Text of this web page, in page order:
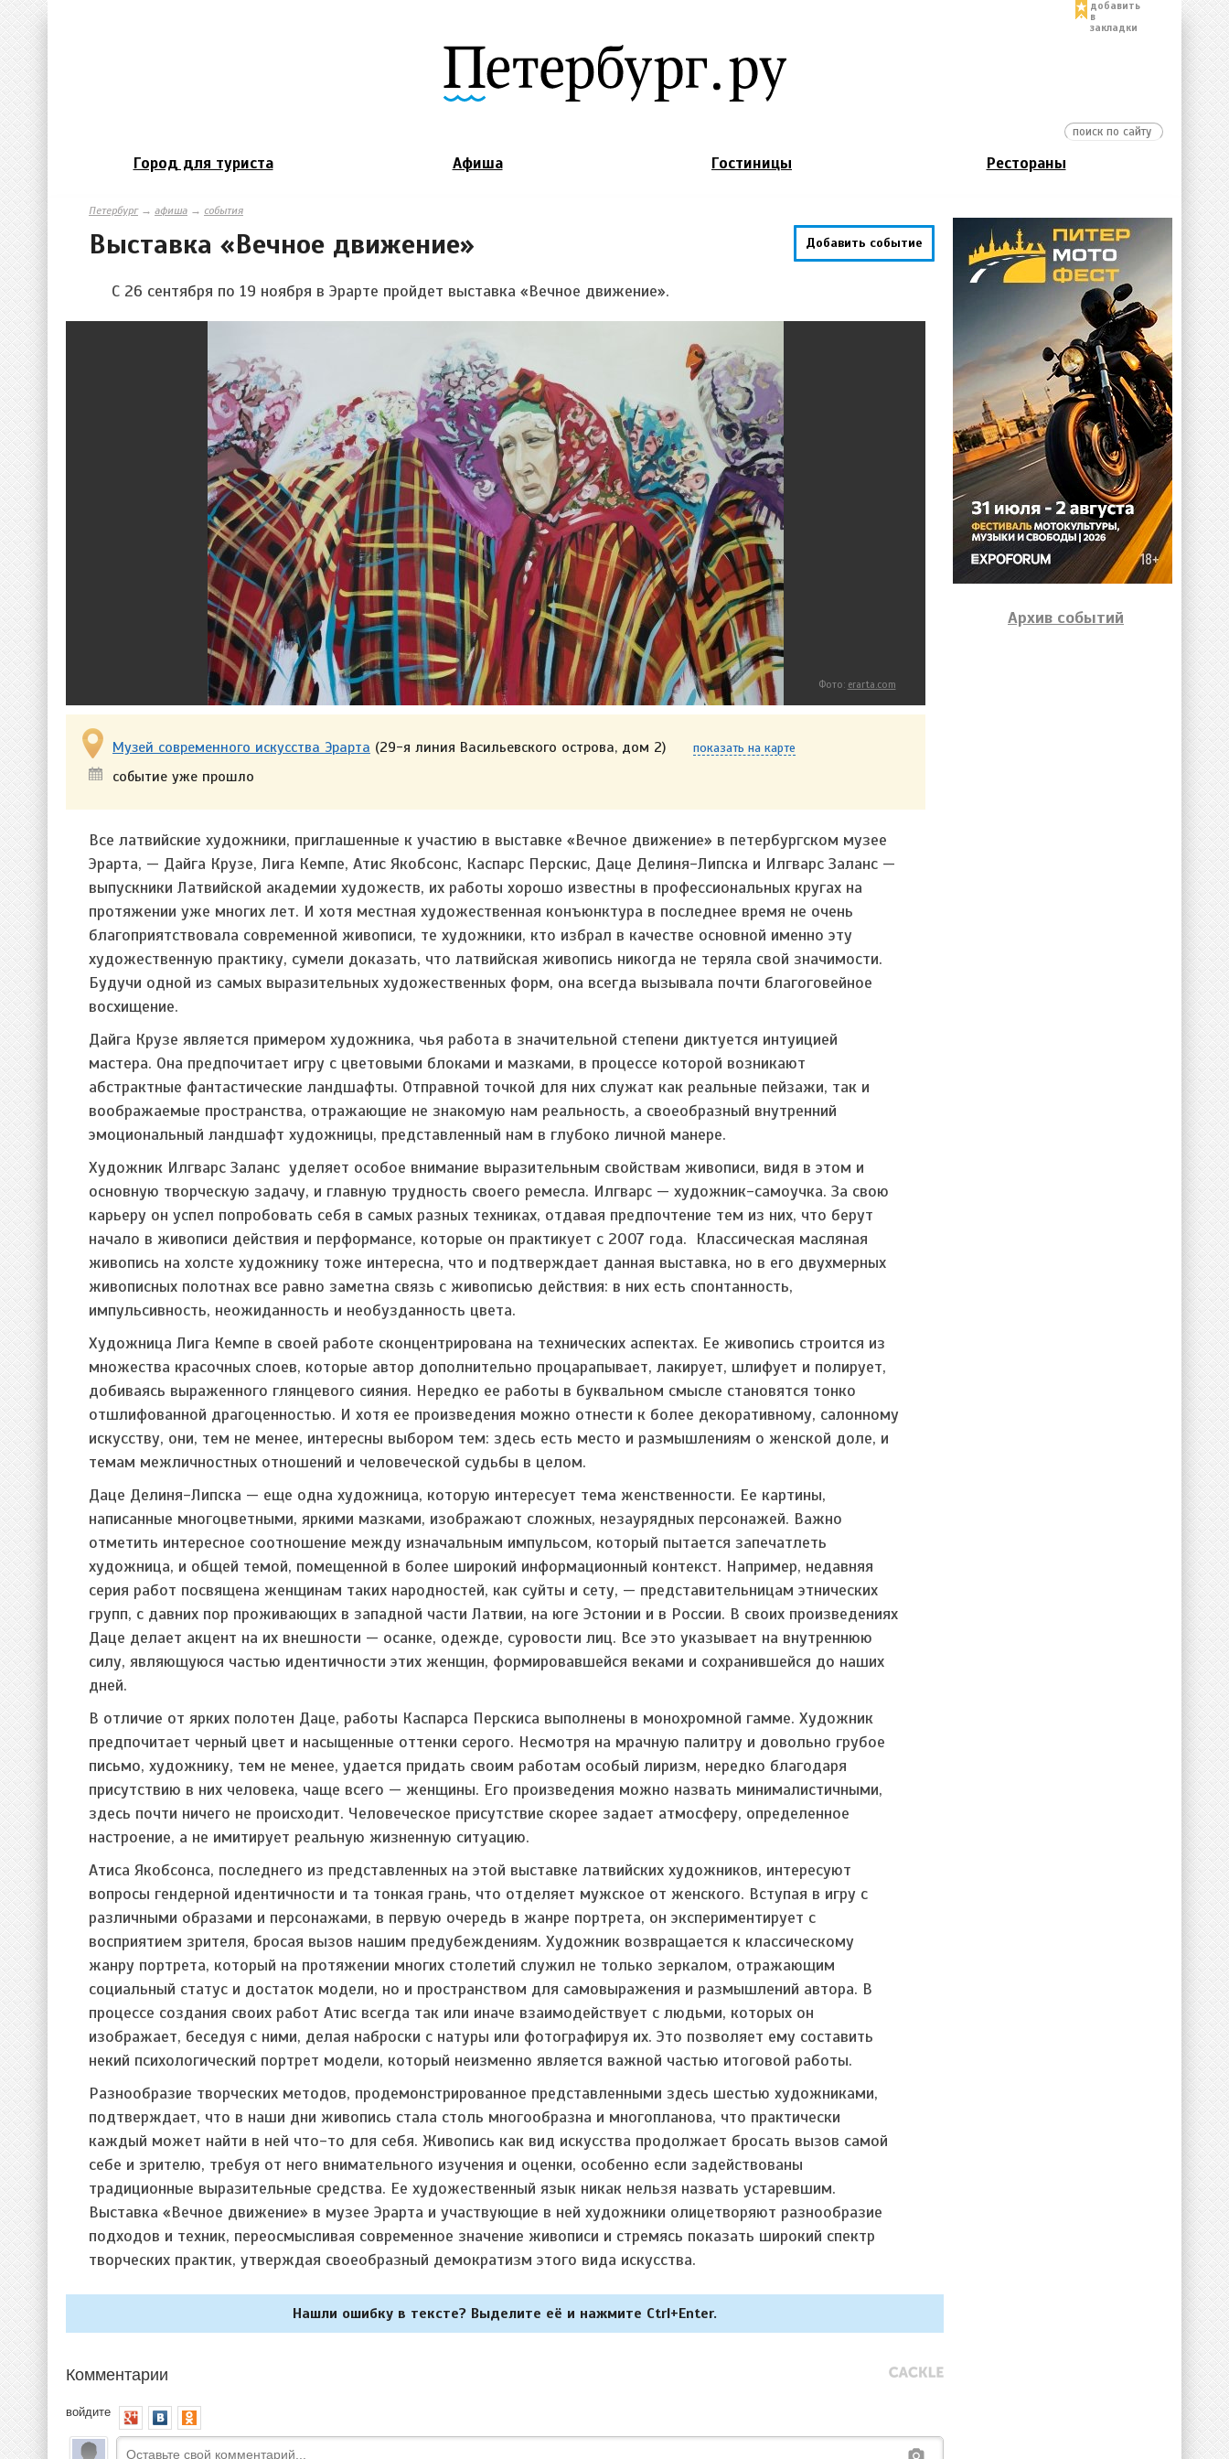
добавить
в
закладки
Город для туриста Афиша Гостиницы Рестораны
Петербург→ афиша → события
Добавить событие
Выставка «Вечное движение»
С 26 сентября по 19 ноября в Эрарте пройдет выставка «Вечное движение».
Фото: erarta.com
Музей современного искусства Эрарта (29-я линия Васильевского острова, дом 2) показать на карте
событие уже прошло
Все латвийские художники, приглашенные к участию в выставке «Вечное движение» в петербургском музее
Эрарта, — Дайга Крузе, Лига Кемпе, Атис Якобсонс, Каспарс Перскис, Даце Делиня-Липска и Илгварс Заланс —
выпускники Латвийской академии художеств, их работы хорошо известны в профессиональных кругах на
протяжении уже многих лет. И хотя местная художественная конъюнктура в последнее время не очень
благоприятствовала современной живописи, те художники, кто избрал в качестве основной именно эту
художественную практику, сумели доказать, что латвийская живопись никогда не теряла свой значимости.
Будучи одной из самых выразительных художественных форм, она всегда вызывала почти благоговейное
восхищение.
Дайга Крузе является примером художника, чья работа в значительной степени диктуется интуицией
мастера. Она предпочитает игру с цветовыми блоками и мазками, в процессе которой возникают
абстрактные фантастические ландшафты. Отправной точкой для них служат как реальные пейзажи, так и
воображаемые пространства, отражающие не знакомую нам реальность, а своеобразный внутренний
эмоциональный ландшафт художницы, представленный нам в глубоко личной манере.
Художник Илгварс Заланс уделяет особое внимание выразительным свойствам живописи, видя в этом и
основную творческую задачу, и главную трудность своего ремесла. Илгварс — художник-самоучка. За свою
карьеру он успел попробовать себя в самых разных техниках, отдавая предпочтение тем из них, что берут
начало в живописи действия и перформансе, которые он практикует с 2007 года. Классическая масляная
живопись на холсте художнику тоже интересна, что и подтверждает данная выставка, но в его двухмерных
живописных полотнах все равно заметна связь с живописью действия: в них есть спонтанность,
импульсивность, неожиданность и необузданность цвета.
Художница Лига Кемпе в своей работе сконцентрирована на технических аспектах. Ее живопись строится из
множества красочных слоев, которые автор дополнительно процарапывает, лакирует, шлифует и полирует,
добиваясь выраженного глянцевого сияния. Нередко ее работы в буквальном смысле становятся тонко
отшлифованной драгоценностью. И хотя ее произведения можно отнести к более декоративному, салонному
искусству, они, тем не менее, интересны выбором тем: здесь есть место и размышлениям о женской доле, и
темам межличностных отношений и человеческой судьбы в целом.
Даце Делиня-Липска — еще одна художница, которую интересует тема женственности. Ее картины,
написанные многоцветными, яркими мазками, изображают сложных, незаурядных персонажей. Важно
отметить интересное соотношение между изначальным импульсом, который пытается запечатлеть
художница, и общей темой, помещенной в более широкий информационный контекст. Например, недавняя
серия работ посвящена женщинам таких народностей, как суйты и сету, — представительницам этнических
групп, с давних пор проживающих в западной части Латвии, на юге Эстонии и в России. В своих произведениях
Даце делает акцент на их внешности — осанке, одежде, суровости лиц. Все это указывает на внутреннюю
силу, являющуюся частью идентичности этих женщин, формировавшейся веками и сохранившейся до наших
дней.
В отличие от ярких полотен Даце, работы Каспарса Перскиса выполнены в монохромной гамме. Художник
предпочитает черный цвет и насыщенные оттенки серого. Несмотря на мрачную палитру и довольно грубое
письмо, художнику, тем не менее, удается придать своим работам особый лиризм, нередко благодаря
присутствию в них человека, чаще всего — женщины. Его произведения можно назвать минималистичными,
здесь почти ничего не происходит. Человеческое присутствие скорее задает атмосферу, определенное
настроение, а не имитирует реальную жизненную ситуацию.
Атиса Якобсонса, последнего из представленных на этой выставке латвийских художников, интересуют
вопросы гендерной идентичности и та тонкая грань, что отделяет мужское от женского. Вступая в игру с
различными образами и персонажами, в первую очередь в жанре портрета, он экспериментирует с
восприятием зрителя, бросая вызов нашим предубеждениям. Художник возвращается к классическому
жанру портрета, который на протяжении многих столетий служил не только зеркалом, отражающим
социальный статус и достаток модели, но и пространством для самовыражения и размышлений автора. В
процессе создания своих работ Атис всегда так или иначе взаимодействует с людьми, которых он
изображает, беседуя с ними, делая наброски с натуры или фотографируя их. Это позволяет ему составить
некий психологический портрет модели, который неизменно является важной частью итоговой работы.
Разнообразие творческих методов, продемонстрированное представленными здесь шестью художниками,
подтверждает, что в наши дни живопись стала столь многообразна и многопланова, что практически
каждый может найти в ней что-то для себя. Живопись как вид искусства продолжает бросать вызов самой
себе и зрителю, требуя от него внимательного изучения и оценки, особенно если задействованы
традиционные выразительные средства. Ее художественный язык никак нельзя назвать устаревшим.
Выставка «Вечное движение» в музее Эрарта и участвующие в ней художники олицетворяют разнообразие
подходов и техник, переосмысливая современное значение живописи и стремясь показать широкий спектр
творческих практик, утверждая своеобразный демократизм этого вида искусства.
Нашли ошибку в тексте? Выделите её и нажмите Ctrl+Enter.
Комментарии
войдите
Архив событий